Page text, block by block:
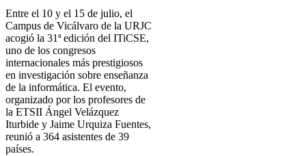
Entre el 10 y el 15 de julio, el
Campus de Vicálvaro de la URJC
acogió la 31ª edición del ITiCSE,
uno de los congresos
internacionales más prestigiosos
en investigación sobre enseñanza
de la informática. El evento,
organizado por los profesores de
la ETSII Ángel Velázquez
Iturbide y Jaime Urquiza Fuentes,
reunió a 364 asistentes de 39
países.